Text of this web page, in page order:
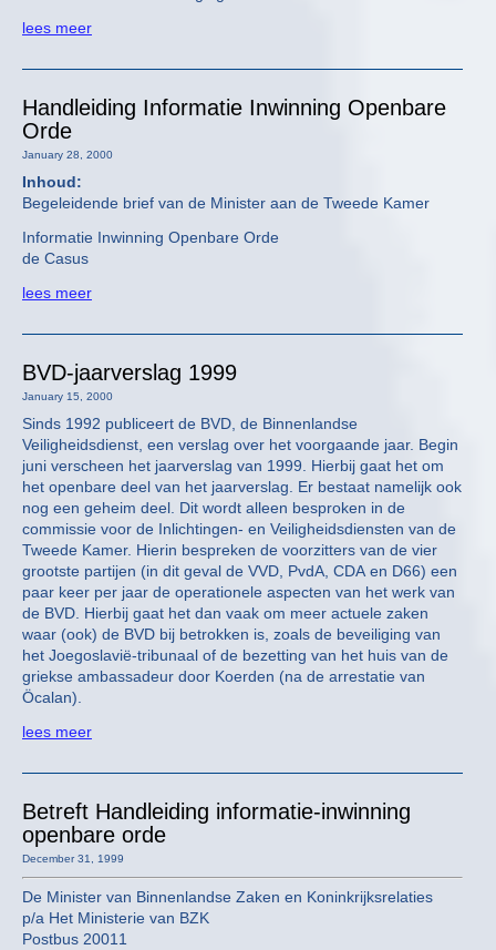
lees meer
Handleiding Informatie Inwinning Openbare
Orde
January 28, 2000
Inhoud:
Begeleidende brief van de Minister aan de Tweede Kamer
Informatie Inwinning Openbare Orde
de Casus
lees meer
BVD-jaarverslag 1999
January 15, 2000
Sinds 1992 publiceert de BVD, de Binnenlandse
Veiligheidsdienst, een verslag over het voorgaande jaar. Begin
juni verscheen het jaarverslag van 1999. Hierbij gaat het om
het openbare deel van het jaarverslag. Er bestaat namelijk ook
nog een geheim deel. Dit wordt alleen besproken in de
commissie voor de Inlichtingen- en Veiligheidsdiensten van de
Tweede Kamer. Hierin bespreken de voorzitters van de vier
grootste partijen (in dit geval de VVD, PvdA, CDA en D66) een
paar keer per jaar de operationele aspecten van het werk van
de BVD. Hierbij gaat het dan vaak om meer actuele zaken
waar (ook) de BVD bij betrokken is, zoals de beveiliging van
het Joegoslavië-tribunaal of de bezetting van het huis van de
griekse ambassadeur door Koerden (na de arrestatie van
Öcalan).
lees meer
Betreft Handleiding informatie-inwinning
openbare orde
December 31, 1999
De Minister van Binnenlandse Zaken en Koninkrijksrelaties
p/a Het Ministerie van BZK
Postbus 20011